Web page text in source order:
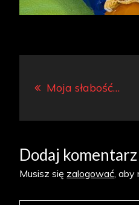
wpisu
Moja słabość…
Dodaj komentarz
Musisz się zalogować, aby